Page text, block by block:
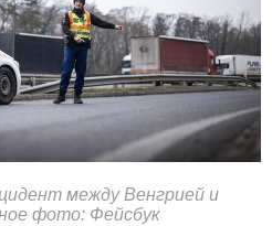
между Венгрией и
фото: Фейсбук